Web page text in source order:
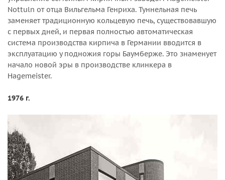
Nottuln от отца Вильгельма Генриха. Туннельная печь
заменяет традиционную кольцевую печь, существовавшую
с первых дней, и первая полностью автоматическая
система производства кирпича в Германии вводится в
эксплуатацию у подножия горы Баумберже. Это знаменует
начало новой эры в производстве клинкера в
Hagemeister.
1976 г.